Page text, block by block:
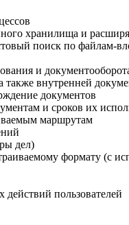
хранилища и
поиск по файлам-
и
также внутренней
документов
и сроков их
маршрутам
дел)
формату (с
пользователей